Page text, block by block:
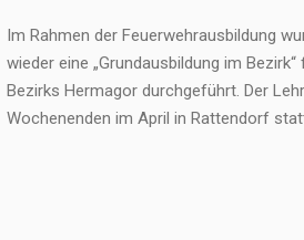
Im Rahmen der Feuerwehrausbildung
wieder eine „Grundausbildung im
Bezirks Hermagor durchgeführt. Der
Wochenenden im April in Rattendorf